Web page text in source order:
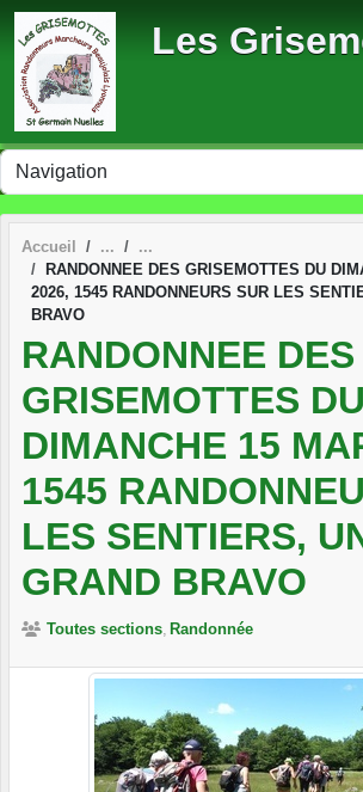
Les
Accueil
RANDONNEE DES GRISEMOTTES DU
2026, 1545 RANDONNEURS SUR LES
BRAVO
RANDONNEE DES
GRISEMOTTES DU
DIMANCHE 15
1545
LES SENTIERS,
GRAND BRAVO
Toutes sections Randonnée
Panneau de gestion des cookies